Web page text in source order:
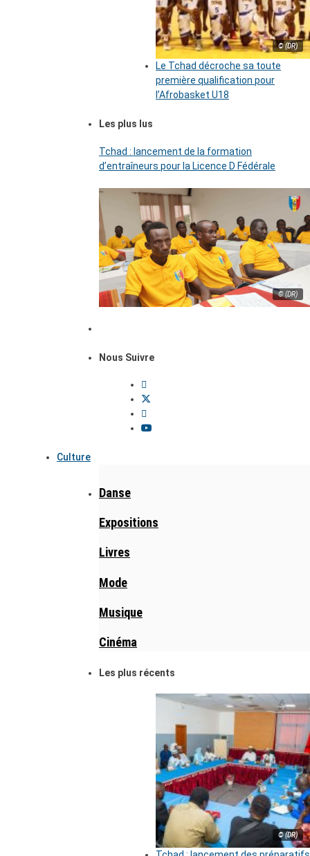
© (DR)
Le Tchad décroche sa toute
première qualification pour
l’Afrobasket U18
Les plus lus
Tchad : lancement de la formation
d’entraîneurs pour la Licence D Fédérale
© (DR)
Nous Suivre
Culture
Danse
Expositions
Livres
Mode
Musique
Cinéma
Les plus récents
© (DR)